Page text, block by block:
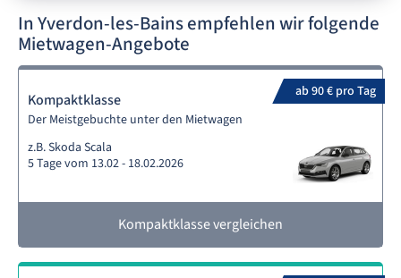
In Yverdon-les-Bains empfehlen wir folgende
Mietwagen-Angebote
ab 90 € pro Tag
Kompaktklasse
Der Meistgebuchte unter den Mietwagen
z.B. Skoda Scala
5 Tage vom 13.02 - 18.02.2026
Kompaktklasse vergleichen